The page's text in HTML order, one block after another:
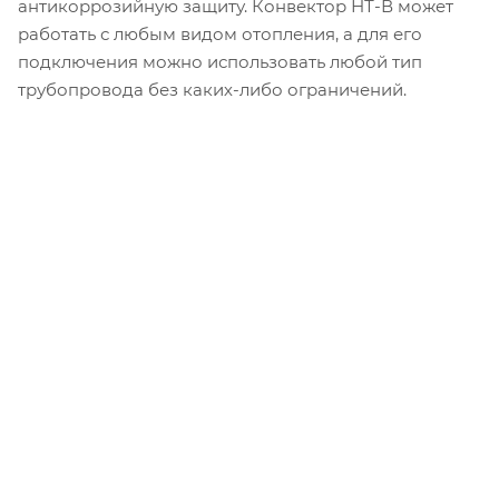
антикоррозийную защиту. Конвектор НТ-В может
работать с любым видом отопления, а для его
подключения можно использовать любой тип
трубопровода без каких-либо ограничений.